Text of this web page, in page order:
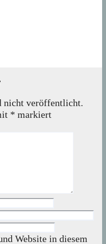
nicht veröffentlicht.
* markiert
Website in diesem